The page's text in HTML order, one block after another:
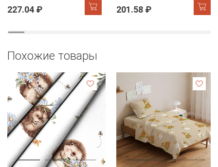
227.04 ₽ 201.58 ₽
Похожие товары